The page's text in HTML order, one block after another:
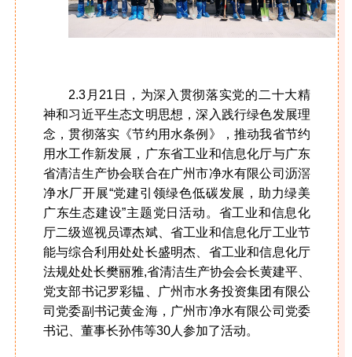
2.3月21日，为深入贯彻落实党的二十大精
神和习近平生态文明思想，深入践行绿色发展理
念，贯彻落实《节约用水条例》，推动我省节约
用水工作新发展，广东省工业和信息化厅与广东
省清洁生产协会联合在广州市净水有限公司沥滘
净水厂开展“党建引领绿色低碳发展，助力绿美
广东生态建设”主题党日活动。省工业和信息化
厅二级巡视员谭杰斌、省工业和信息化厅工业节
能与综合利用处处长盛明杰、省工业和信息化厅
法规处处长樊丽雅,省清洁生产协会会长黄建平、
党支部书记罗彩韫、广州市水务投资集团有限公
司党委副书记黄金海，广州市净水有限公司党委
书记、董事长孙伟等30人参加了活动。